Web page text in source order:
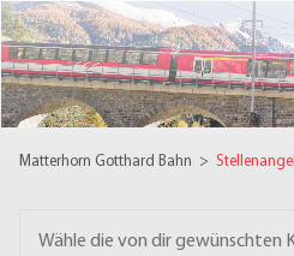
Matterhorn Gotthard Bahn >
Wähle die von dir gewünschten